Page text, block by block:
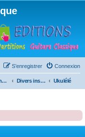
Connexion
S’enregistrer
Autres instruments à cordes pincées, ou styles Divers instruments Ukulélé